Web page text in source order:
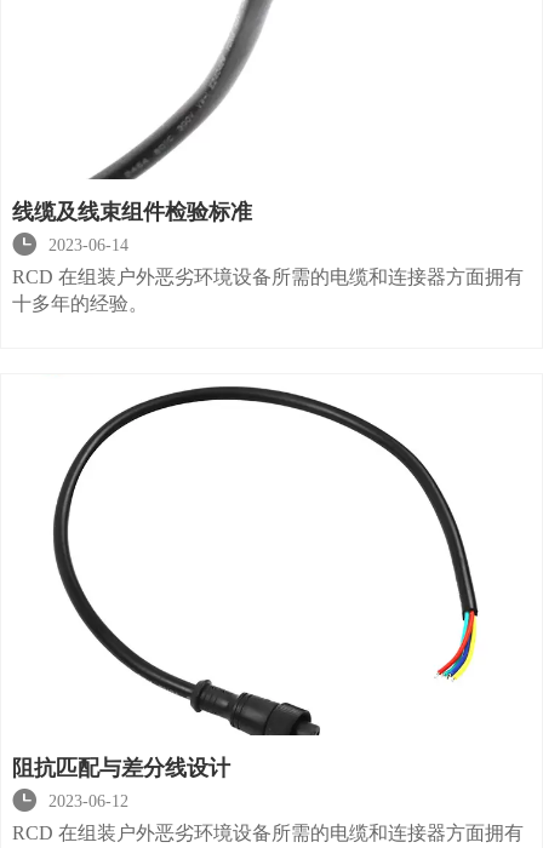
线缆及线束组件检验标准

2023-06-14
RCD 在组装户外恶劣环境设备所需的电缆和连接器方面拥有
十多年的经验。
阻抗匹配与差分线设计

2023-06-12
RCD 在组装户外恶劣环境设备所需的电缆和连接器方面拥有